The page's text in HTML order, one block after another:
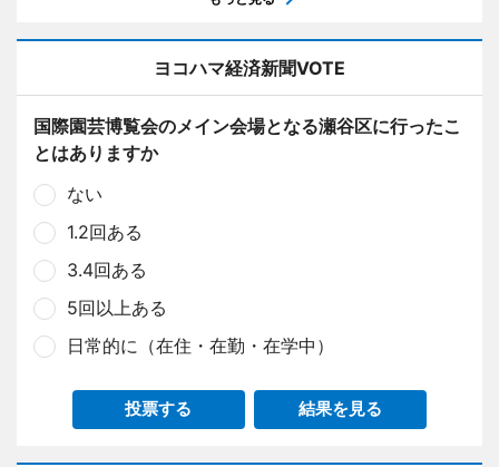
ヨコハマ経済新聞VOTE
国際園芸博覧会のメイン会場となる瀬谷区に行ったこ
とはありますか
ない
1.2回ある
3.4回ある
5回以上ある
日常的に（在住・在勤・在学中）
投票する 結果を見る